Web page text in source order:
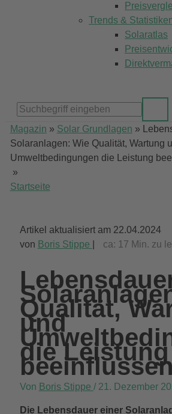
Trends &
Solaratlas
Startseite
»
Magazin » Solar Grundlagen »
Solaranlagen: Wie Qualität, Wartung
Umweltbedingungen die Leistung
Artikel aktualisiert am 22.04.2024
von Boris Stippe ca: 17 Min. zu
Qualität,
und
die Leistung
beeinflussen
Von Boris Stippe / 21. Dezember
Die Lebensdauer einer